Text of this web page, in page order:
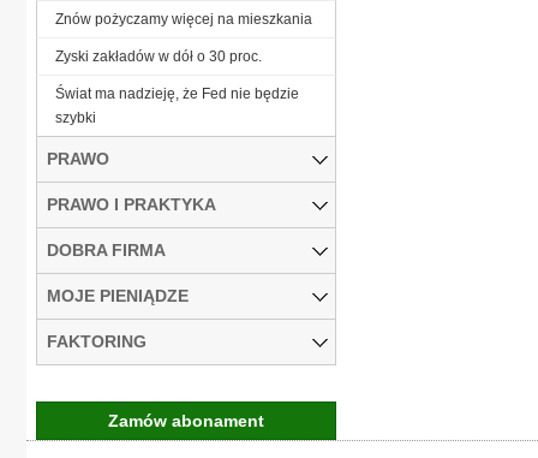
Znów pożyczamy więcej na mieszkania
Zyski zakładów w dół o 30 proc.
Świat ma nadzieję, że Fed nie będzie
szybki
PRAWO
PRAWO I PRAKTYKA
DOBRA FIRMA
MOJE PIENIĄDZE
FAKTORING
Zamów abonament